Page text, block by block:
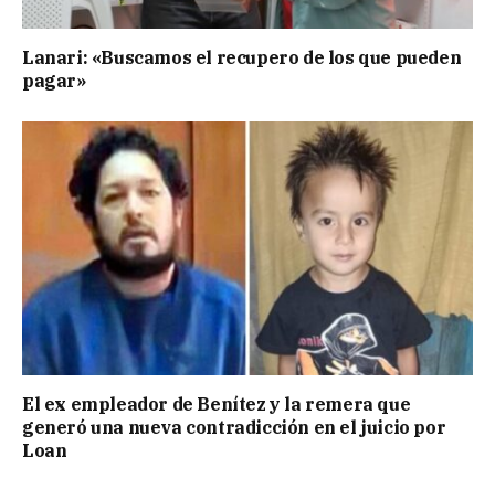
Lanari: «Buscamos el recupero de los que pueden
pagar»
El ex empleador de Benítez y la remera que
generó una nueva contradicción en el juicio por
Loan